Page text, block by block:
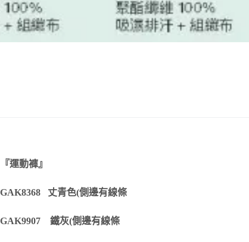
『運動褲』
GAK8368 丈青色(側邊有線條
GAK9907 鐵灰(側邊有線條